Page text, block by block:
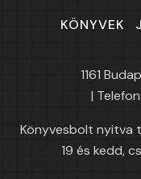
KÖNYVEK
1161
|
Könyvesbolt nyitva
19 és kedd,